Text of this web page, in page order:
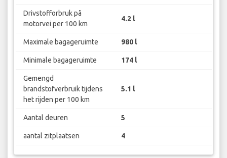
Drivstofforbruk på
motorvei per 100 km
4.2 l
Maximale bagageruimte 980 l
Minimale bagageruimte 174 l
Gemengd
brandstofverbruik tijdens
het rijden per 100 km
5.1 l
Aantal deuren 5
aantal zitplaatsen 4